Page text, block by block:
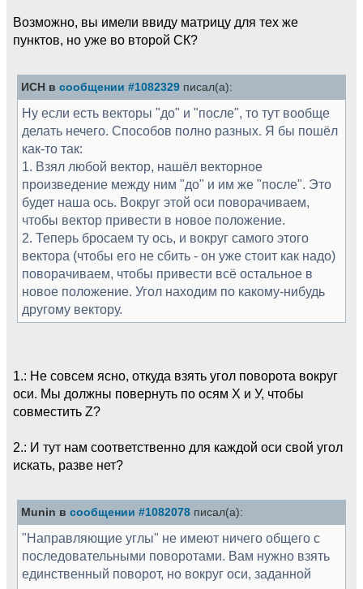
Возможно, вы имели ввиду матрицу для тех же
пунктов, но уже во второй СК?
ИСН в сообщении #1082329 писал(а):
Ну если есть векторы "до" и "после", то тут вообще
делать нечего. Способов полно разных. Я бы пошёл
как-то так:
1. Взял любой вектор, нашёл векторное
произведение между ним "до" и им же "после". Это
будет наша ось. Вокруг этой оси поворачиваем,
чтобы вектор привести в новое положение.
2. Теперь бросаем ту ось, и вокруг самого этого
вектора (чтобы его не сбить - он уже стоит как надо)
поворачиваем, чтобы привести всё остальное в
новое положение. Угол находим по какому-нибудь
другому вектору.
1.: Не совсем ясно, откуда взять угол поворота вокруг
оси. Мы должны повернуть по осям Х и У, чтобы
совместить Z?
2.: И тут нам соответственно для каждой оси свой угол
искать, разве нет?
Munin в сообщении #1082078 писал(а):
"Направляющие углы" не имеют ничего общего с
последовательными поворотами. Вам нужно взять
единственный поворот, но вокруг оси, заданной